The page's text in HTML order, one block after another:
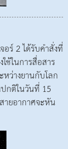
ร์ 2 ได้รับคำสั่งที่
ช้ในการสื่อสาร
ว่างยานกับโลก
กติในวันที่ 15
ายอากาศจะหัน